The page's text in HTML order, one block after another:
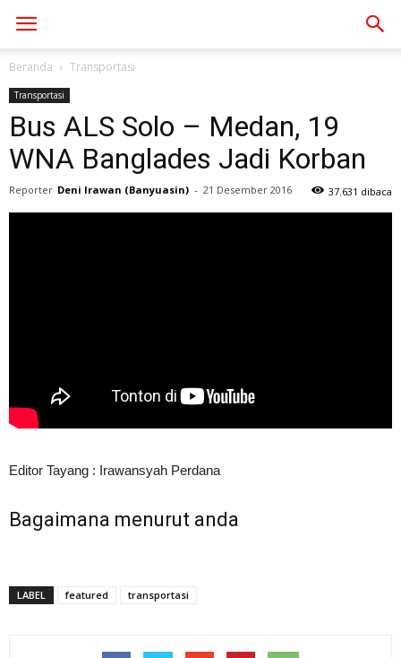
Beranda Transportasi
Transportasi
Bus ALS Solo – Medan, 19
WNA Banglades Jadi Korban
Reporter Deni Irawan (Banyuasin) - 21 Desember 2016 37.631 dibaca
Editor Tayang : Irawansyah Perdana
Bagaimana menurut anda
LABEL featured transportasi